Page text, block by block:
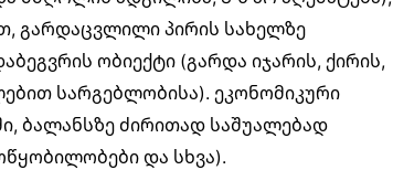
გარდაცვლილი პირის სახელზე
ობიექტი (გარდა იჯარის, ქირის,
სარგებლობისა). ეკონომიკური
ბალანსზე ძირითად საშუალებად
და სხვა).